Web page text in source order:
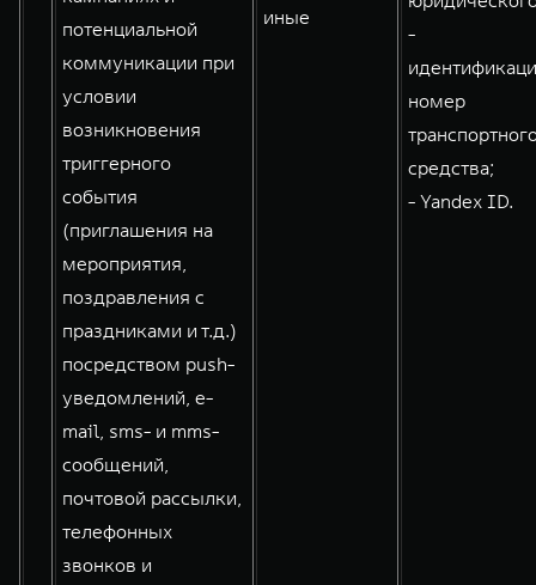
потенциальной
коммуникации при
условии
возникновения
триггерного
события
(приглашения на
мероприятия,
поздравления с
праздниками и т.д.)
посредством push-
уведомлений, e-
mail, sms- и mms-
сообщений,
почтовой рассылки,
телефонных
звонков и
иные
-
номер
средства;
- Yandex ID.